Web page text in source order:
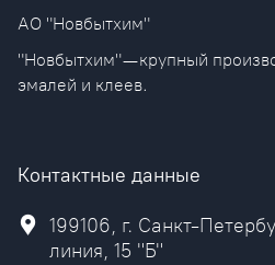
AO "Новбытхим"
"Новбытхим" — крупный
эмалей и клеев.
Контактные данные
199106, г. Санкт-
линия, 15 "Б"